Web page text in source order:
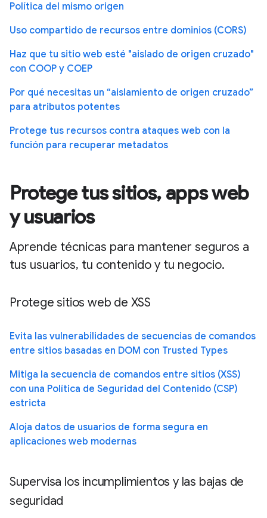
Política del mismo origen
Uso compartido de recursos entre dominios (CORS)
Haz que tu sitio web esté "aislado de origen cruzado"
con COOP y COEP
Por qué necesitas un “aislamiento de origen cruzado”
para atributos potentes
Protege tus recursos contra ataques web con la
función para recuperar metadatos
Protege tus sitios, apps web
y usuarios
Aprende técnicas para mantener seguros a
tus usuarios, tu contenido y tu negocio.
Protege sitios web de XSS
Evita las vulnerabilidades de secuencias de comandos
entre sitios basadas en DOM con Trusted Types
Mitiga la secuencia de comandos entre sitios (XSS)
con una Política de Seguridad del Contenido (CSP)
estricta
Aloja datos de usuarios de forma segura en
aplicaciones web modernas
Supervisa los incumplimientos y las bajas de
seguridad